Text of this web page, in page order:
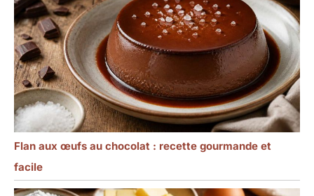
Flan aux œufs au chocolat : recette gourmande et
facile